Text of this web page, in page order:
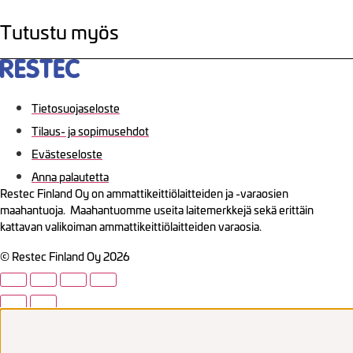
Tutustu myös
Tietosuojaseloste
Tilaus- ja sopimusehdot
Evästeseloste
Anna palautetta
Restec Finland Oy on ammattikeittiölaitteiden ja -varaosien
maahantuoja. Maahantuomme useita laitemerkkejä sekä erittäin
kattavan valikoiman ammattikeittiölaitteiden varaosia.
© Restec Finland Oy 2026